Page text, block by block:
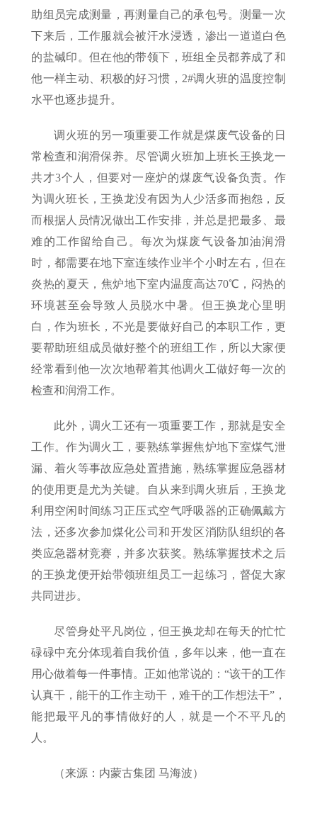
助组员完成测量，再测量自己的承包号。测量一次
下来后，工作服就会被汗水浸透，渗出一道道白色
的盐碱印。但在他的带领下，班组全员都养成了和
他一样主动、积极的好习惯，2#调火班的温度控制
水平也逐步提升。
调火班的另一项重要工作就是煤废气设备的日
常检查和润滑保养。尽管调火班加上班长王换龙一
共才3个人，但要对一座炉的煤废气设备负责。作
为调火班长，王换龙没有因为人少活多而抱怨，反
而根据人员情况做出工作安排，并总是把最多、最
难的工作留给自己。每次为煤废气设备加油润滑
时，都需要在地下室连续作业半个小时左右，但在
炎热的夏天，焦炉地下室内温度高达70℃，闷热的
环境甚至会导致人员脱水中暑。但王换龙心里明
白，作为班长，不光是要做好自己的本职工作，更
要帮助班组成员做好整个的班组工作，所以大家便
经常看到他一次次地帮着其他调火工做好每一次的
检查和润滑工作。
此外，调火工还有一项重要工作，那就是安全
工作。作为调火工，要熟练掌握焦炉地下室煤气泄
漏、着火等事故应急处置措施，熟练掌握应急器材
的使用更是尤为关键。自从来到调火班后，王换龙
利用空闲时间练习正压式空气呼吸器的正确佩戴方
法，还多次参加煤化公司和开发区消防队组织的各
类应急器材竞赛，并多次获奖。熟练掌握技术之后
的王换龙便开始带领班组员工一起练习，督促大家
共同进步。
尽管身处平凡岗位，但王换龙却在每天的忙忙
碌碌中充分体现着自我价值，多年以来，他一直在
用心做着每一件事情。正如他常说的：“该干的工作
认真干，能干的工作主动干，难干的工作想法干”，
能把最平凡的事情做好的人，就是一个不平凡的
人。
（来源：内蒙古集团 马海波）